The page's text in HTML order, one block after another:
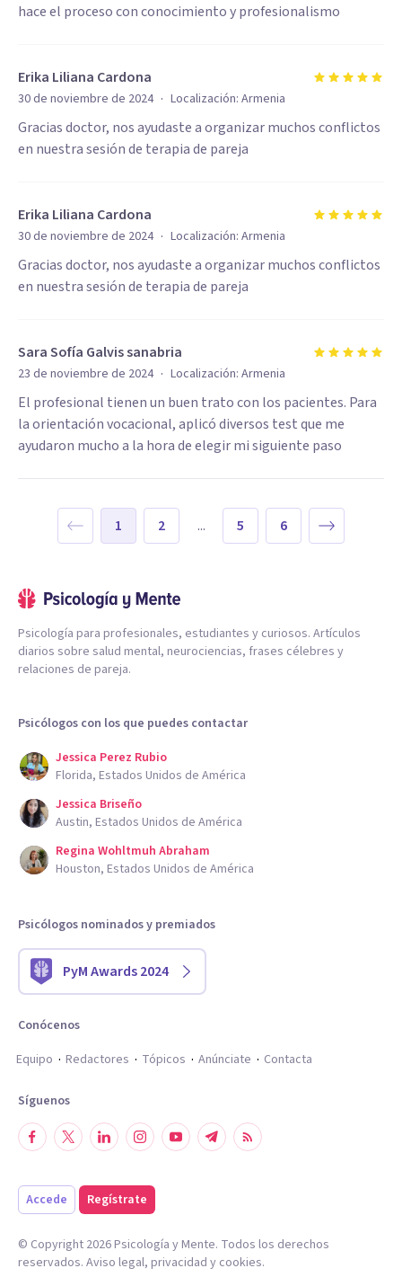
hace el proceso con conocimiento y profesionalismo
Erika Liliana Cardona
30 de noviembre de 2024 · Localización: Armenia
Gracias doctor, nos ayudaste a organizar muchos conflictos
en nuestra sesión de terapia de pareja
Erika Liliana Cardona
30 de noviembre de 2024 · Localización: Armenia
Gracias doctor, nos ayudaste a organizar muchos conflictos
en nuestra sesión de terapia de pareja
Sara Sofía Galvis sanabria
23 de noviembre de 2024 · Localización: Armenia
El profesional tienen un buen trato con los pacientes. Para
la orientación vocacional, aplicó diversos test que me
ayudaron mucho a la hora de elegir mi siguiente paso
1 2 ... 5 6
Psicología para profesionales, estudiantes y curiosos. Artículos
diarios sobre salud mental, neurociencias, frases célebres y
relaciones de pareja.
Psicólogos con los que puedes contactar
Jessica Perez Rubio
Florida, Estados Unidos de América
Jessica Briseño
Austin, Estados Unidos de América
Regina Wohltmuh Abraham
Houston, Estados Unidos de América
Psicólogos nominados y premiados
PyM Awards 2024
Conócenos
Equipo
Redactores Tópicos Anúnciate Contacta
Síguenos
Accede Regístrate
© Copyright 2026Psicología y Mente. Todos los derechos
reservados. Aviso legal, privacidad y cookies.